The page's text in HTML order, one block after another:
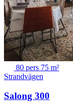
80 pers 75 m²
Strandvägen
Salong 300